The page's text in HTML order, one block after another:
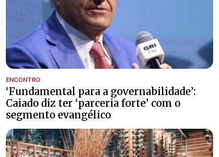
ENCONTRO
‘Fundamental para a governabilidade’:
Caiado diz ter ‘parceria forte’ com o
segmento evangélico